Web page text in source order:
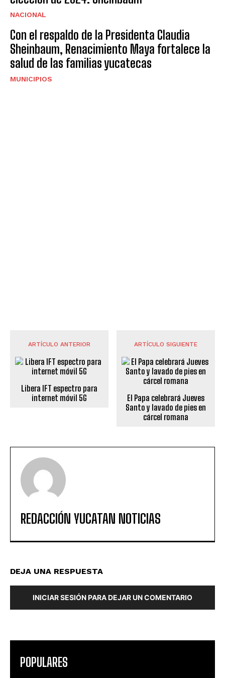
NACIONAL
Con el respaldo de la Presidenta Claudia
Sheinbaum, Renacimiento Maya fortalece la
salud de las familias yucatecas
MUNICIPIOS
ARTÍCULO ANTERIOR
Libera IFT espectro para
internet móvil 5G
ARTÍCULO SIGUIENTE
El Papa celebrará Jueves
Santo y lavado de pies en
cárcel romana
REDACCIÓN YUCATAN NOTICIAS
DEJA UNA RESPUESTA
INICIAR SESIÓN PARA DEJAR UN COMENTARIO
POPULARES